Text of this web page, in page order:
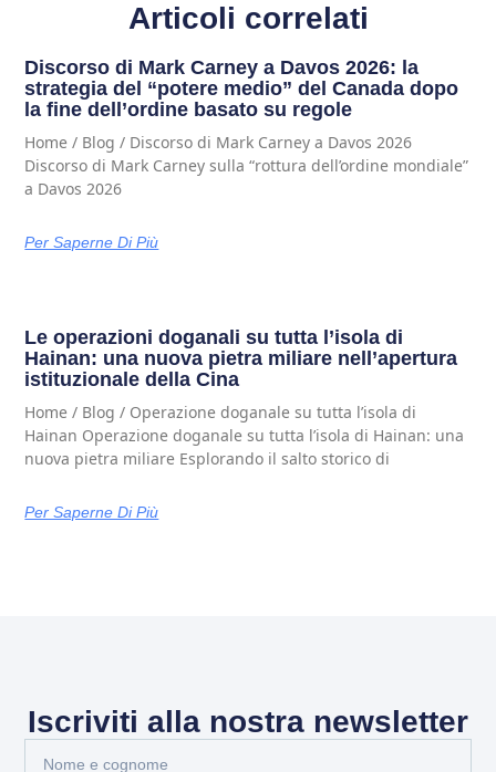
Articoli correlati
Discorso di Mark Carney a Davos 2026: la
strategia del “potere medio” del Canada dopo
la fine dell’ordine basato su regole
Home / Blog / Discorso di Mark Carney a Davos 2026
Discorso di Mark Carney sulla “rottura dell’ordine mondiale”
a Davos 2026
Per Saperne Di Più
Le operazioni doganali su tutta l’isola di
Hainan: una nuova pietra miliare nell’apertura
istituzionale della Cina
Home / Blog / Operazione doganale su tutta l’isola di
Hainan Operazione doganale su tutta l’isola di Hainan: una
nuova pietra miliare Esplorando il salto storico di
Per Saperne Di Più
Iscriviti alla nostra newsletter